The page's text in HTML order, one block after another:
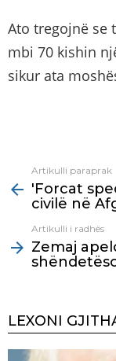
Ato tregojnë se
mbi 70 kishin
sikur ata
more
Artikulli paraprak
'Forcat
civilë në
Artikulli i radhës
Zemaj
LEXONI